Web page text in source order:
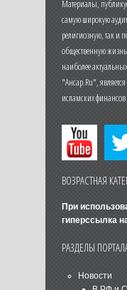
Материалы,
самую широкую
религиозную, так и
общественную
наиболее
"Ансар.Ru",
исламских
ВОЗРАСТНАЯ
При
гиперссылка
РАЗДЕЛЫ
Новости